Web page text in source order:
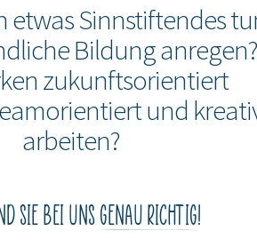
etwas Sinnstiftendes
Bildung anregen?
zukunftsorientiert
und
arbeiten?
SIE BEI UNSGENAU RICHTIG!